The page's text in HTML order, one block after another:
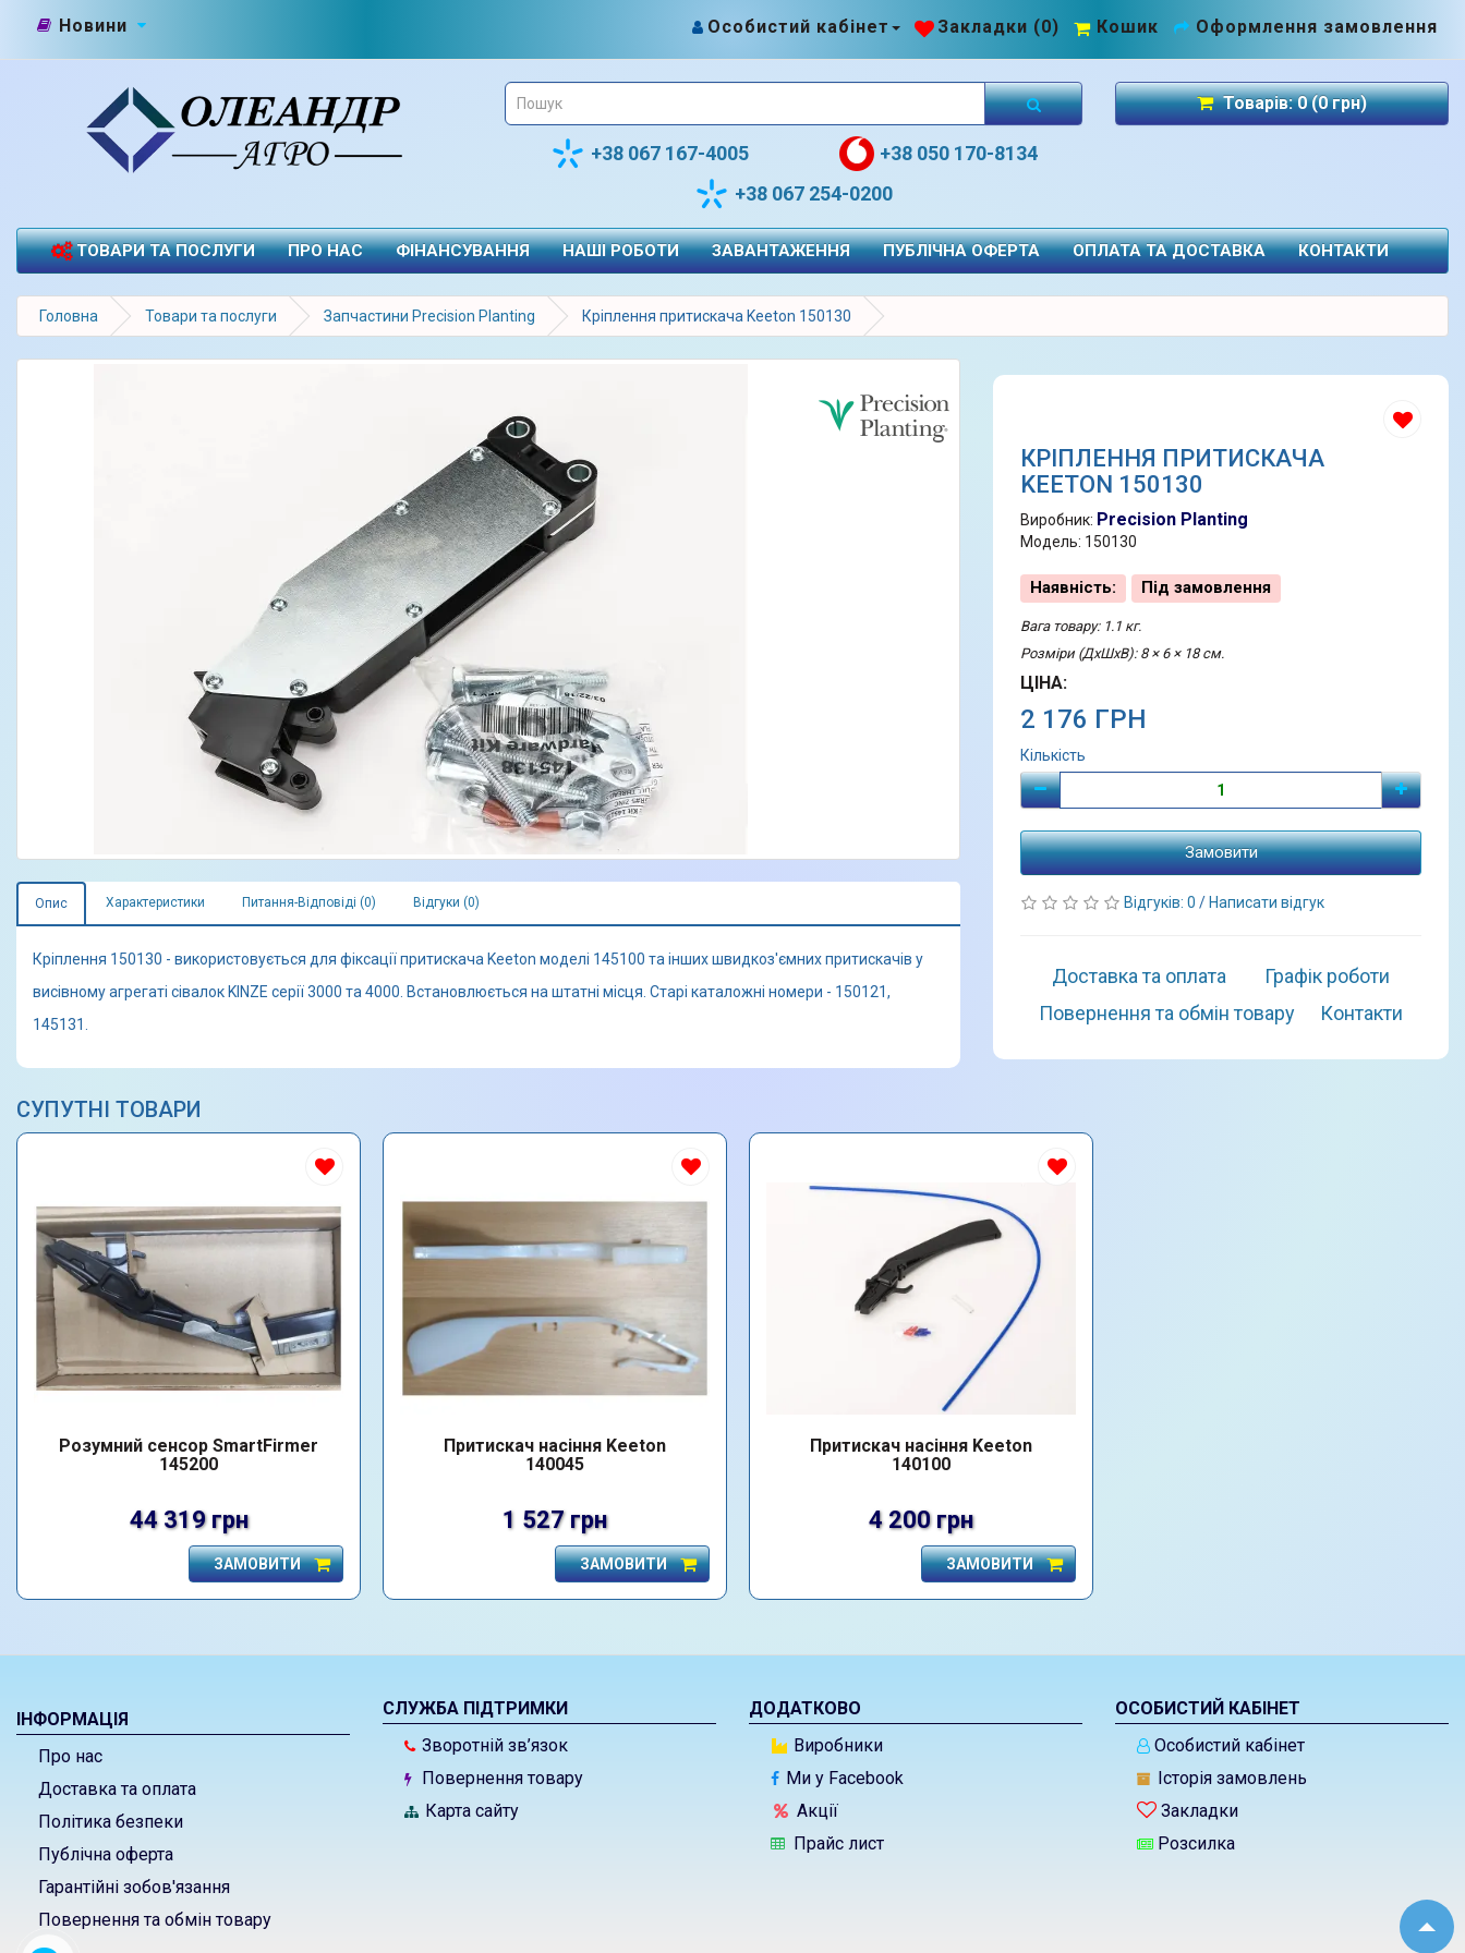
Новини Особистий кабінет Закладки (0) Кошик Оформлення замовлення
+38 067 167-4005
+38 050 170-8134
+38 067 254-0200
Товарів: 0 (0 грн)
ТОВАРИ ТА ПОСЛУГИ ПРО НАС ФІНАНСУВАННЯ НАШІ РОБОТИ ЗАВАНТАЖЕННЯ ПУБЛІЧНА ОФЕРТА ОПЛАТА ТА ДОСТАВКА КОНТАКТИ
Головна Товари та послуги Запчастини Precision Planting Кріплення притискача Keeton 150130
Опис Характеристики Питання-Відповіді (0) Відгуки (0)
Кріплення 150130 - використовується для фіксації притискача Keeton моделі 145100 та інших швидкоз'ємних притискачів у
висівному агрегаті сівалок KINZE серії 3000 та 4000. Встановлюється на штатні місця. Старі каталожні номери - 150121,
145131.
КРІПЛЕННЯ ПРИТИСКАЧА
KEETON 150130
Виробник: Precision Planting
Модель: 150130
Наявність: Під замовлення
Вага товару: 1.1 кг.
Розміри (ДхШхВ): 8 × 6 × 18 см.
ЦІНА:
2 176 ГРН
Кількість
Замовити
Відгуків: 0 / Написати відгук
Доставка та оплата
Графік роботи
Повернення та обмін товару
Контакти
СУПУТНІ ТОВАРИ
Розумний сенсор SmartFirmer
145200
44 319 грн
ЗАМОВИТИ
Притискач насіння Keeton
140045
1 527 грн
ЗАМОВИТИ
Притискач насіння Keeton
140100
4 200 грн
ЗАМОВИТИ
ІНФОРМАЦІЯ
Про нас
Доставка та оплата
Політика безпеки
Публічна оферта
Гарантійні зобов'язання
Повернення та обмін товару
СЛУЖБА ПІДТРИМКИ
Зворотній зв’язок
Повернення товару
Карта сайту
ДОДАТКОВО
Виробники
Ми у Facebook
Акції
Прайс лист
ОСОБИСТИЙ КАБІНЕТ
Особистий кабінет
Історія замовлень
Закладки
Розсилка